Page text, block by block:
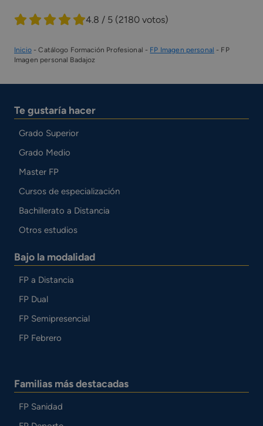
4.8 / 5 (2180 votos)
Inicio-Catálogo Formación Profesional - FP Imagen personal - FP
Imagen personal Badajoz
Te gustaría hacer
Grado Superior
Grado Medio
Master FP
Cursos de especialización
Bachillerato a Distancia
Otros estudios
Bajo la modalidad
FP a Distancia
FP Dual
FP Semipresencial
FP Febrero
Familias más destacadas
FP Sanidad